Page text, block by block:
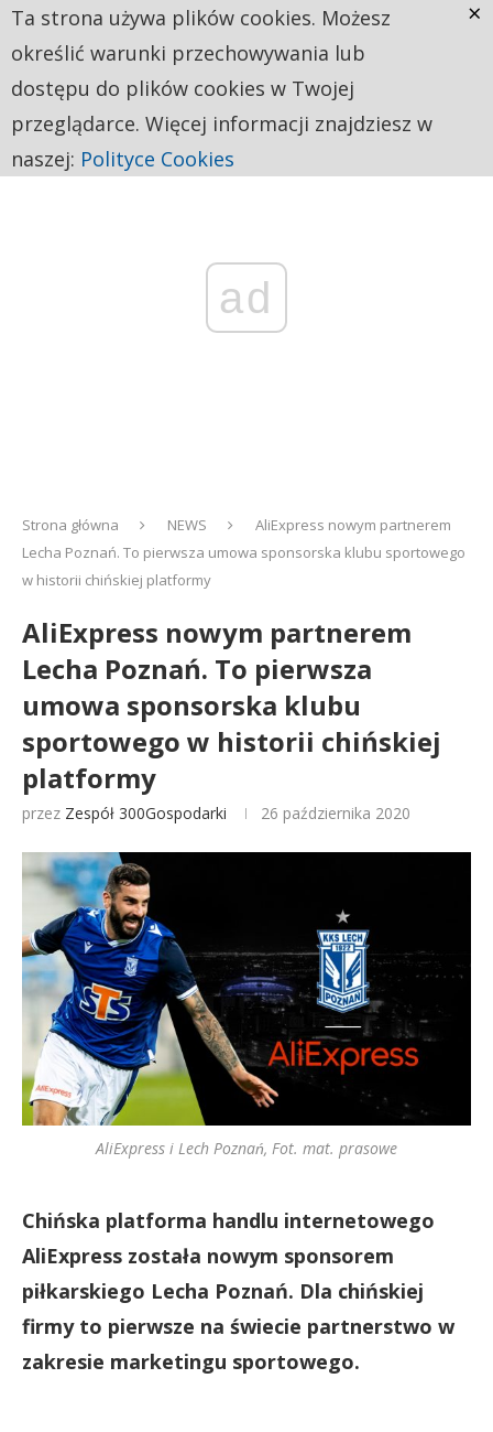
ad
Strona główna NEWS
AliExpress nowym partnerem
Lecha Poznań. To pierwsza umowa sponsorska klubu sportowego
w historii chińskiej platformy
AliExpress nowym partnerem
Lecha Poznań. To pierwsza
umowa sponsorska klubu
sportowego w historii chińskiej
platformy
przez Zespół 300Gospodarki 26 października 2020
AliExpress i Lech Poznań, Fot. mat. prasowe
Chińska platforma handlu internetowego
AliExpress została nowym sponsorem
piłkarskiego Lecha Poznań. Dla chińskiej
firmy to pierwsze na świecie partnerstwo w
zakresie marketingu sportowego.
Ta strona używa plików cookies. Możesz
określić warunki przechowywania lub
dostępu do plików cookies w Twojej
przeglądarce. Więcej informacji znajdziesz w
naszej: Polityce Cookies
×